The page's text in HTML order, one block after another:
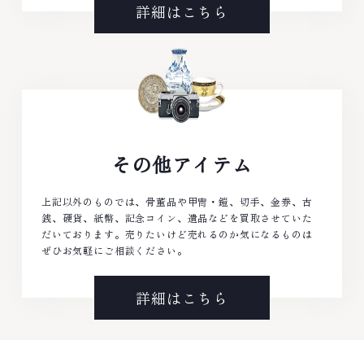
詳細はこちら
その他アイテム
上記以外のものでは、骨董品や甲冑・鎧、切手、金券、古
銭、硬貨、紙幣、記念コイン、遺品などを買取させていた
だいております。売りたいけど売れるのか気になるものは
ぜひお気軽にご相談ください。
詳細はこちら